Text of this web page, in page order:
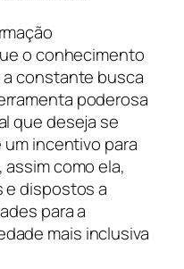
o conhecimento
constante busca
poderosa
que deseja se
incentivo para
como ela,
e dispostos a
para a
mais inclusiva